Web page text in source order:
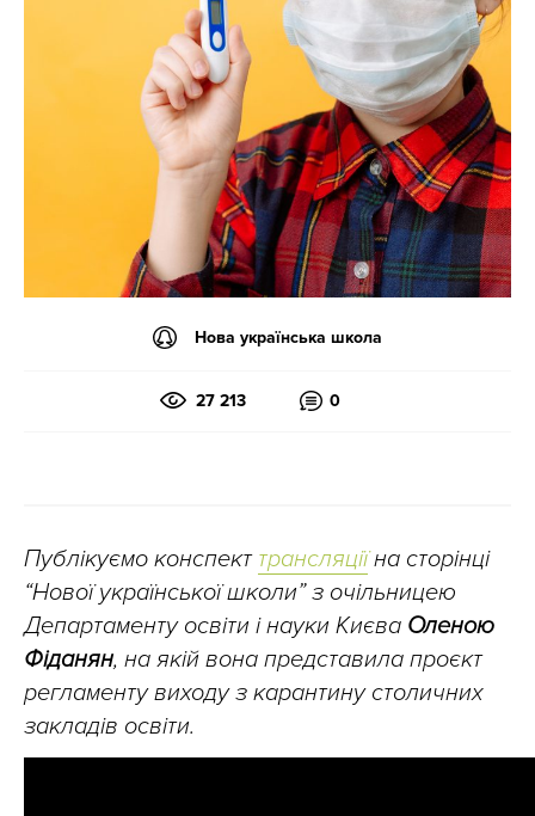
Нова українська школа
27 213 0
Публікуємо конспект трансляціїна сторінці
“Нової української школи” з очільницею
Департаменту освіти і науки Києва Оленою
Фіданян, на якій вона представила проєкт
регламенту виходу з карантину столичних
закладів освіти.